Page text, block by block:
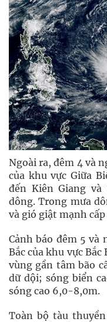
Ngoài ra, đêm 4 và
của khu vực Giữa
đến Kiên Giang
dông. Trong mưa
và gió giật mạnh
Cảnh báo đêm 5 và
Bắc của khu vực
vùng gần tâm bão
dữ dội; sóng biển
sóng cao 6,0-8,0m.
Toàn bộ tàu